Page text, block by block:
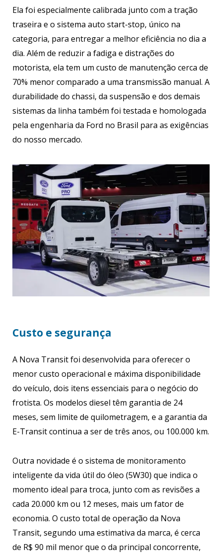
Ela foi especialmente calibrada junto com a tração
traseira e o sistema auto start-stop, único na
categoria, para entregar a melhor eficiência no dia a
dia. Além de reduzir a fadiga e distrações do
motorista, ela tem um custo de manutenção cerca de
70% menor comparado a uma transmissão manual. A
durabilidade do chassi, da suspensão e dos demais
sistemas da linha também foi testada e homologada
pela engenharia da Ford no Brasil para as exigências
do nosso mercado.
Custo e segurança
A Nova Transit foi desenvolvida para oferecer o
menor custo operacional e máxima disponibilidade
do veículo, dois itens essenciais para o negócio do
frotista. Os modelos diesel têm garantia de 24
meses, sem limite de quilometragem, e a garantia da
E-Transit continua a ser de três anos, ou 100.000 km.
Outra novidade é o sistema de monitoramento
inteligente da vida útil do óleo (5W30) que indica o
momento ideal para troca, junto com as revisões a
cada 20.000 km ou 12 meses, mais um fator de
economia. O custo total de operação da Nova
Transit, segundo uma estimativa da marca, é cerca
de R$ 90 mil menor que o da principal concorrente,